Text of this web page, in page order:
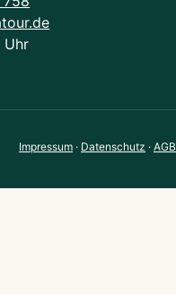
Uhr
Impressum · Datenschutz · AGB